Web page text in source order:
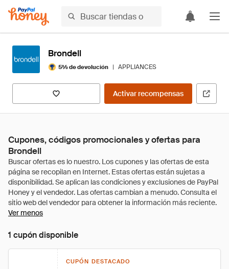
Brondell
5% de devolución | APPLIANCES
Activar recompensas
Cupones, códigos promocionales y ofertas para
Brondell
Ver menos
1 cupón disponible
CUPÓN DESTACADO